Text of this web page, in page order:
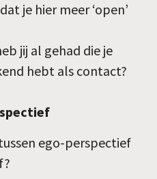
je hier meer ‘open’
jij al gehad die je
hebt als contact?
ego-perspectief